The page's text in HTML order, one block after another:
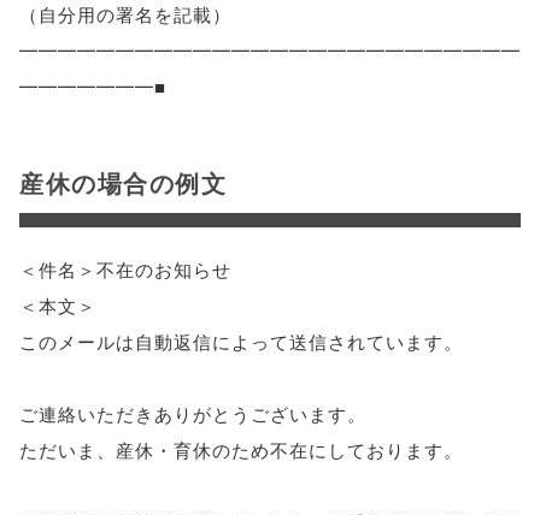
（自分用の署名を記載）
━━━━━━━━━━━━━━━━━━━━━━━━━━
━━━━━━━■
産休の場合の例文
＜件名＞不在のお知らせ
＜本文＞
このメールは自動返信によって送信されています。
ご連絡いただきありがとうございます。
ただいま、産休・育休のため不在にしております。